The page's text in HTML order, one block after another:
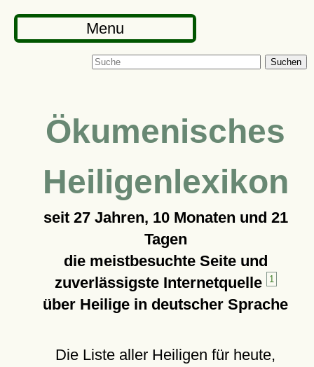
Menu
Suchen
Ökumenisches
Heiligenlexikon
seit 27 Jahren, 10 Monaten und 21
Tagen
die meistbesuchte Seite und
zuverlässigste Internetquelle
1
über Heilige in deutscher Sprache
Die Liste aller Heiligen für heute,